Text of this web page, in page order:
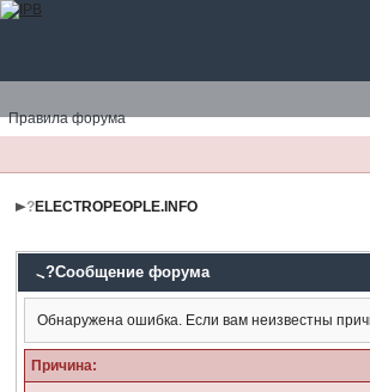
Правила форума
?ELECTROPEOPLE.INFO
?Сообщение форума
Обнаружена ошибка. Если вам неизвестны
Причина: